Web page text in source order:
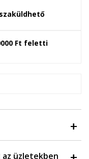
Ft feletti
az üzletekben